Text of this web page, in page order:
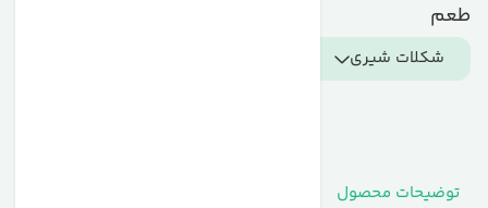
طعم
شکلات شیری
توضیحات محصول